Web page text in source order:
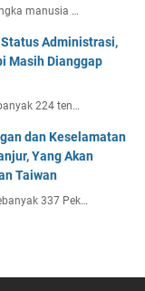
manusia …
Administrasi,
Masih Dianggap
224 ten…
dan Keselamatan
Yang Akan
Taiwan
337 Pek…